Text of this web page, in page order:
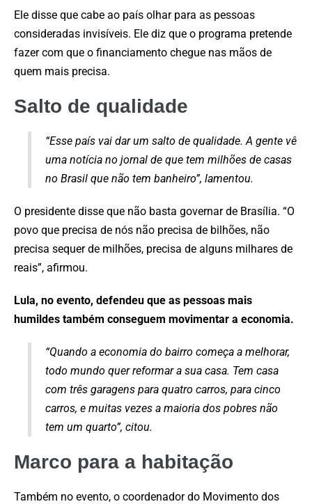
Ele disse que cabe ao país olhar para as pessoas
consideradas invisíveis. Ele diz que o programa pretende
fazer com que o financiamento chegue nas mãos de
quem mais precisa.
Salto de qualidade
“Esse país vai dar um salto de qualidade. A gente vê
uma notícia no jornal de que tem milhões de casas
no Brasil que não tem banheiro”, lamentou.
O presidente disse que não basta governar de Brasília. “O
povo que precisa de nós não precisa de bilhões, não
precisa sequer de milhões, precisa de alguns milhares de
reais”, afirmou.
Lula, no evento, defendeu que as pessoas mais
humildes também conseguem movimentar a economia.
“Quando a economia do bairro começa a melhorar,
todo mundo quer reformar a sua casa. Tem casa
com três garagens para quatro carros, para cinco
carros, e muitas vezes a maioria dos pobres não
tem um quarto”, citou.
Marco para a habitação
Também no evento, o coordenador do Movimento dos